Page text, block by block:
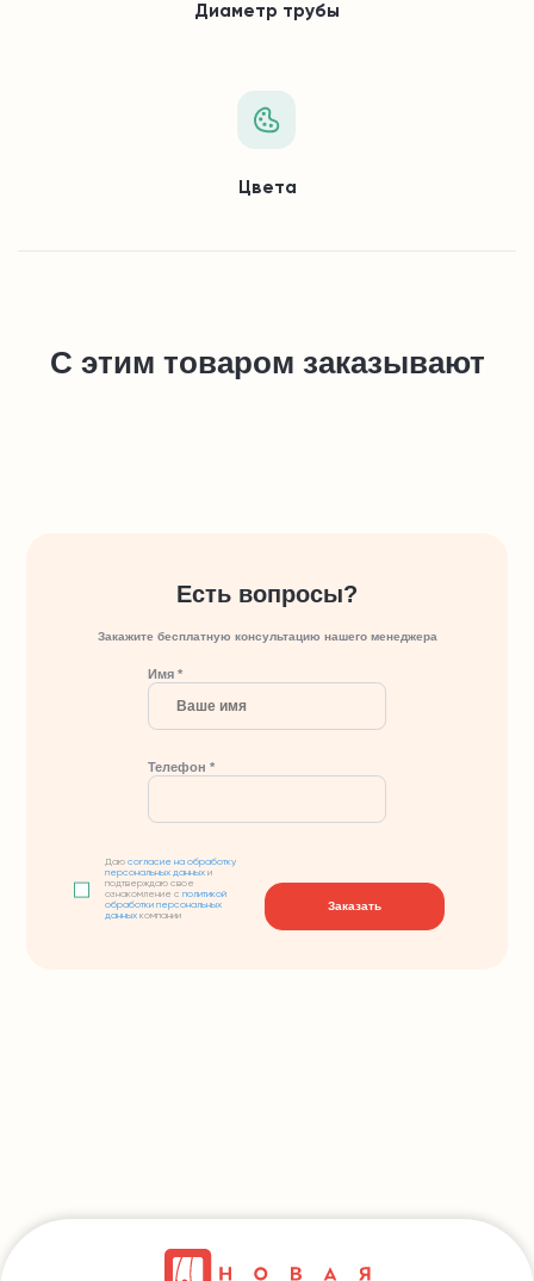
Диаметр трубы
Цвета
С этим товаром заказывают
Есть вопросы?
Закажите бесплатную консультацию нашего менеджера
Имя *
Телефон *
Даюсогласие на обработку
персональных данных и
подтверждаю свое
ознакомление сполитикой
обработки персональных
данных компании
Заказать